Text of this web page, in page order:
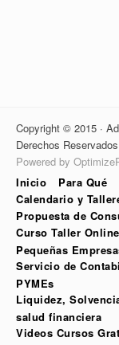
Copyright © 2015 ·
Derechos Reservados
Powered by
Inicio
Para Qué
Calendario y
Propuesta de
Curso Taller
Pequeñas
Servicio de
PYMEs
Liquidez,
salud financiera
Videos Cursos